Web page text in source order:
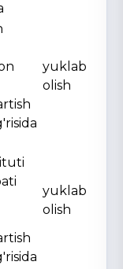
yuklab
olish
yuklab
olish